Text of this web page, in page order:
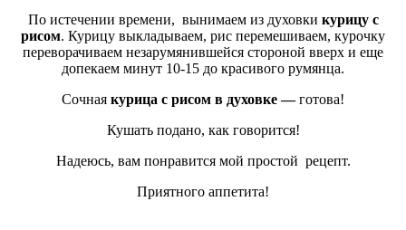
По истечении времени, вынимаем из духовки курицу с
рисом. Курицу выкладываем, рис перемешиваем, курочку
переворачиваем незарумянившейся стороной вверх и еще
допекаем минут 10-15 до красивого румянца.
Сочная курица с рисом в духовке —готова!
Кушать подано, как говорится!
Надеюсь, вам понравится мой простой рецепт.
Приятного аппетита!